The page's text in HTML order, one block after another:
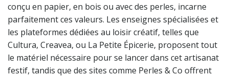
conçu en papier, en bois ou avec des perles, incarne
parfaitement ces valeurs. Les enseignes spécialisées et
les plateformes dédiées au loisir créatif, telles que
Cultura, Creavea, ou La Petite Épicerie, proposent tout
le matériel nécessaire pour se lancer dans cet artisanat
festif, tandis que des sites comme Perles & Co offrent